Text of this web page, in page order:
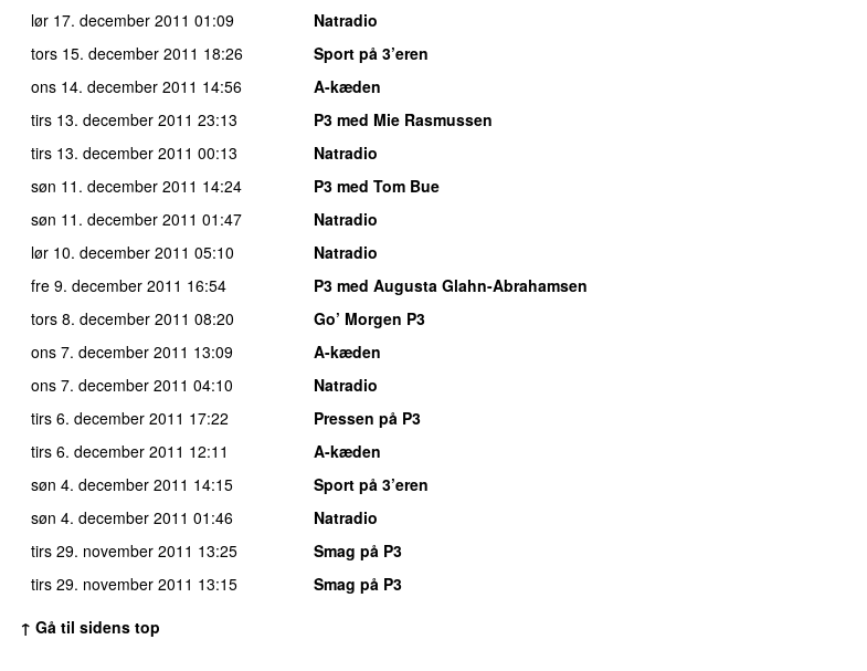
lør 17. december 2011 01:09
Natradio
tors 15. december 2011 18:26
Sport på 3’eren
ons 14. december 2011 14:56
A-kæden
tirs 13. december 2011 23:13
P3 med Mie Rasmussen
tirs 13. december 2011 00:13
Natradio
søn 11. december 2011 14:24
P3 med Tom Bue
søn 11. december 2011 01:47
Natradio
lør 10. december 2011 05:10
Natradio
fre 9. december 2011 16:54
P3 med Augusta Glahn-Abrahamsen
tors 8. december 2011 08:20
Go’ Morgen P3
ons 7. december 2011 13:09
A-kæden
ons 7. december 2011 04:10
Natradio
tirs 6. december 2011 17:22
Pressen på P3
tirs 6. december 2011 12:11
A-kæden
søn 4. december 2011 14:15
Sport på 3’eren
søn 4. december 2011 01:46
Natradio
tirs 29. november 2011 13:25
Smag på P3
tirs 29. november 2011 13:15
Smag på P3
↑ Gå til sidens top